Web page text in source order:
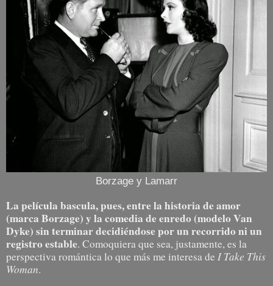
Borzage y Lamarr
La película bascula, pues, entre la historia de amor
(marca Borzage) y la comedia de enredo (modelo Van
Dyke) sin terminar decidiéndose por un recorrido ni un
registro estable. Comoquiera que sea, justamente, es la
perspectiva romántica lo que más me interesa de I Take This
Woman.